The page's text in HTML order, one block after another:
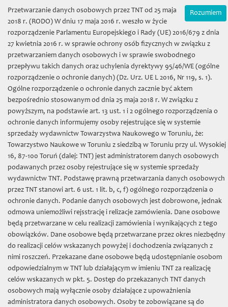
Zamówienia on-line
Wybierz język:
Mój koszyk | (0) 0 zł
Towarzystwo Naukowe w
Toruniu
Toggle
TNT Projekty » Rozwój Czasopism Naukowych
Granty badawcze
Księga ławnicza Starego Miasta Torunia (1479-1515)
Niemiecko-polski i polsko-niemiecki słownik historyczny
Rozumiem
Przetwarzanie danych osobowych przez TNT od 25 maja
2018 r. (RODO) W dniu 17 maja 2016 r. weszło w życie
rozporządzenie Parlamentu Europejskiego i Rady (UE) 2016/679 z dnia
27 kwietnia 2016 r. w sprawie ochrony osób fizycznych w związku z
przetwarzaniem danych osobowych i w sprawie swobodnego
przepływu takich danych oraz uchylenia dyrektywy 95/46/WE (ogólne
rozporządzenie o ochronie danych) (Dz. Urz. UE L 2016, Nr 119, s. 1).
Ogólne rozporządzenie o ochronie danych zacznie być aktem
bezpośrednio stosowanym od dnia 25 maja 2018 r. W związku z
powyższym, na podstawie art. 13 ust. 1 i 2 ogólnego rozporządzenia o
ochronie danych informujemy osoby rejestrujące się w systemie
sprzedaży wydawnictw Towarzystwa Naukowego w Toruniu, że:
Towarzystwo Naukowe w Toruniu z siedzibą w Toruniu przy ul. Wysokiej
16, 87-100 Toruń (dalej: TNT) jest administratorem danych osobowych
podawanych przez osoby rejestrujące się w systemie sprzedaży
wydawnictw TNT. Podstawę prawną przetwarzania danych osobowych
przez TNT stanowi art. 6 ust. 1 lit. b, c, f) ogólnego rozporządzenia o
ochronie danych. Podanie danych osobowych jest dobrowone, jednak
odmowa uniemożliwi rejsstrację i relizacje zamówienia. Dane osobowe
będą przetwarzane w celu realizacji zamówienia i wynikających z tego
obowiązków. Dane osobowe będą przetwarzane przez okres niezbędny
do realizacji celów wskazanych powyżej i dochodzenia związanych z
nimi roszczeń. Przekazane dane osobowe będą udostępnianie osobom
odpowiedzialnym w TNT lub działającym w imieniu TNT za realizację
celów wskazanych w pkt. 5. Dostęp do przekazanych TNT danych
osobowych mają wyłącznie osoby działające z upoważnienia
administratora danych osobowych. Osoby te zobowiązane są do